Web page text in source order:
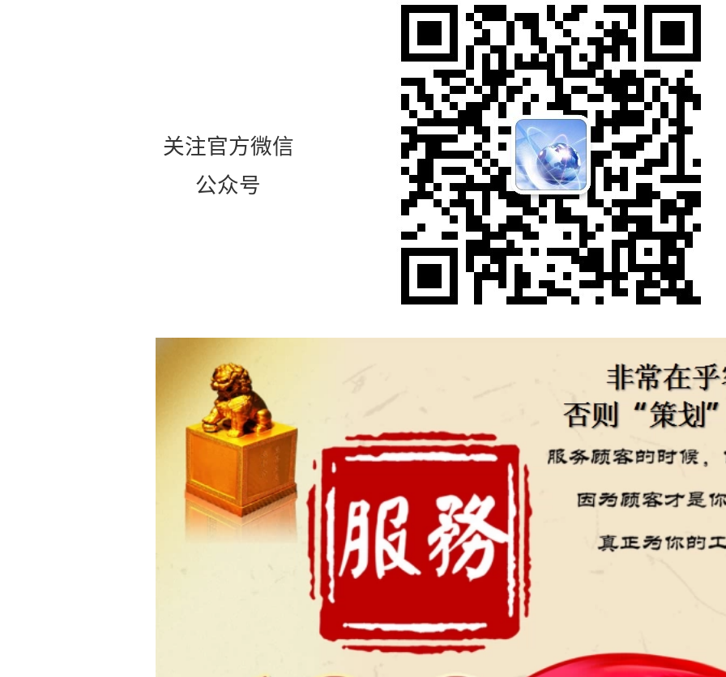
关注官方微信
公众号